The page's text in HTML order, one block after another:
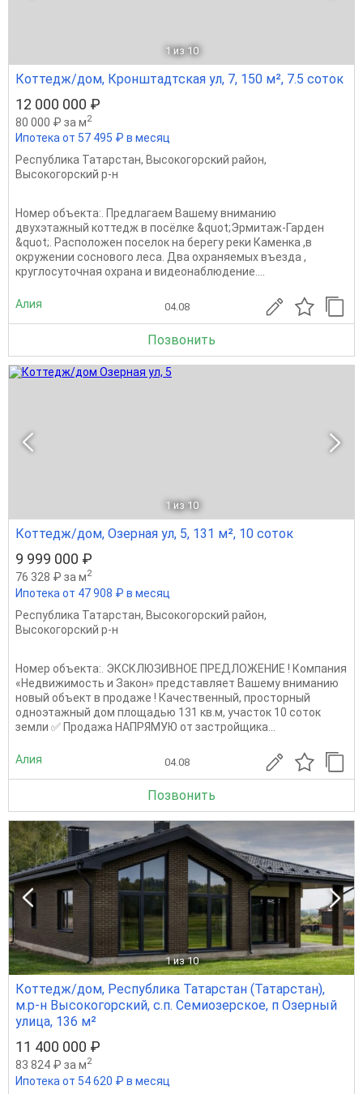
1 из 10
Коттедж/дом, Кронштадтская ул, 7, 150 м², 7.5 соток
12 000 000 ₽
80 000 ₽ за м2
Ипотека от 57 495 ₽ в месяц
Республика Татарстан, Высокогорский район,
Высокогорский р-н
Номер объекта:. Предлагаем Вашему вниманию
двухэтажный коттедж в посёлке &quot;Эрмитаж-Гарден
&quot;. Расположен поселок на берегу реки Каменка ,в
окружении соснового леса. Два охраняемых въезда ,
круглосуточная охрана и видеонаблюдение....
Алия 04.08
Позвонить
1 из 10
Коттедж/дом, Озерная ул, 5, 131 м², 10 соток
9 999 000 ₽
76 328 ₽ за м2
Ипотека от 47 908 ₽ в месяц
Республика Татарстан, Высокогорский район,
Высокогорский р-н
Номер объекта:. ЭКСКЛЮЗИВНОЕ ПРЕДЛОЖЕНИЕ ! Компания
«Недвижимость и Закон» представляет Вашему вниманию
новый объект в продаже ! Качественный, просторный
одноэтажный дом площадью 131 кв.м, участок 10 соток
земли ✅ Продажа НАПРЯМУЮ от застройщика...
Алия 04.08
Позвонить
1 из 10
Коттедж/дом, Республика Татарстан (Татарстан),
м.р-н Высокогорский, с.п. Семиозерское, п Озерный
улица, 136 м²
11 400 000 ₽
83 824 ₽ за м2
Ипотека от 54 620 ₽ в месяц